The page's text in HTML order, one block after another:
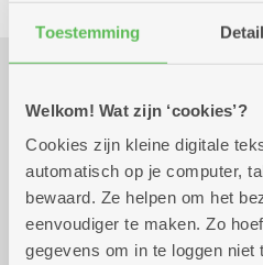
Toestemming
Welkom! Wat zijn ‘cookies’?
Cookies zijn kleine digitale
automatisch op je computer,
bewaard. Ze helpen om het
eenvoudiger te maken. Zo
gegevens om in te loggen niet
Praktisch
vrijdag 16 oktober
12 euro - reserveer